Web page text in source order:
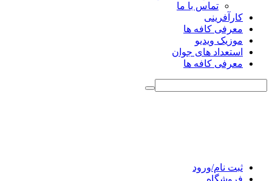
تماس با ما
کارآفرینی
معرفی کافه ها
موزیک ویدیو
استعداد های جوان
معرفی کافه ها
ثبت نام/ورود
فروشگاه